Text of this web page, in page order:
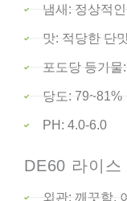
냄새: 정상적
맛: 적당한 단
포도당 등가물
당도: 79~81%
PH: 4.0-6.0
DE60 라이스
외관: 깨끗함,